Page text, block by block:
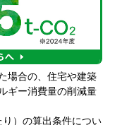
場合の、住宅や建築
ギー消費量の削減量
）の算出条件につい